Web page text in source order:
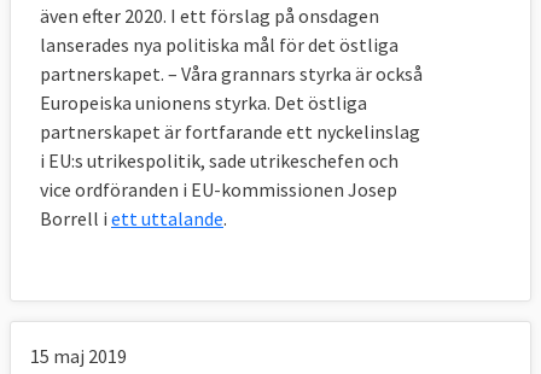
även efter 2020. I ett förslag på onsdagen
lanserades nya politiska mål för det östliga
partnerskapet. – Våra grannars styrka är också
Europeiska unionens styrka. Det östliga
partnerskapet är fortfarande ett nyckelinslag
i EU:s utrikespolitik, sade utrikeschefen och
vice ordföranden i EU-kommissionen Josep
Borrell i ett uttalande.
15 maj 2019